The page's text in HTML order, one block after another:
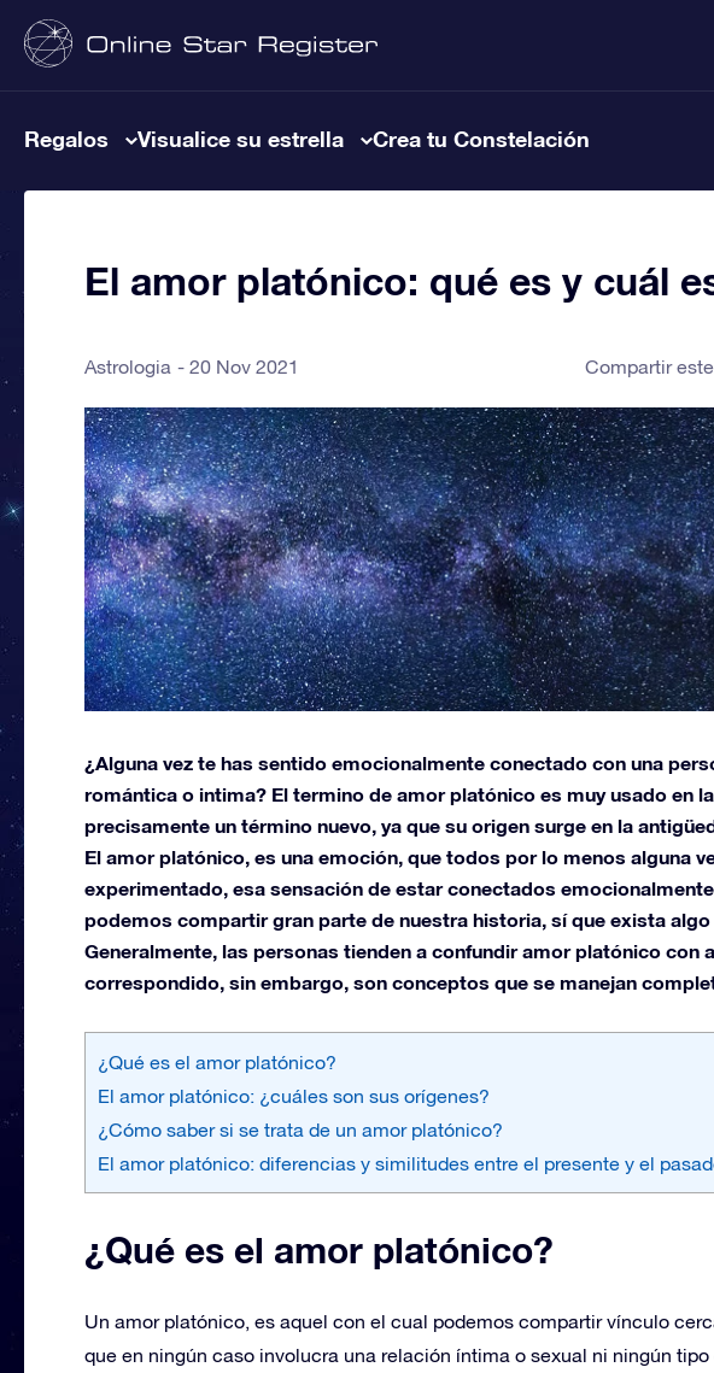
Regalos Visualice su estrella Crea tu Constelación
El amor platónico: qué es y cuál
Astrologia 20 Nov 2021 Compartir
¿Alguna vez te has sentido emocionalmente conectado con una
romántica o intima? El termino de amor platónico es muy usado en
precisamente un término nuevo, ya que su origen surge en la
El amor platónico, es una emoción, que todos por lo menos alguna
experimentado, esa sensación de estar conectados
podemos compartir gran parte de nuestra historia, sí que exista algo
Generalmente, las personas tienden a confundir amor platónico con
correspondido, sin embargo, son conceptos que se manejan
¿Qué es el amor platónico?
El amor platónico: ¿cuáles son sus orígenes?
¿Cómo saber si se trata de un amor platónico?
El amor platónico: diferencias y similitudes entre el presente y el
¿Qué es el amor platónico?
Un amor platónico, es aquel con el cual podemos compartir vínculo
que en ningún caso involucra una relación íntima o sexual ni ningún